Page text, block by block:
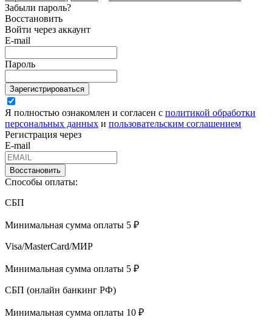
Забыли пароль?
Восстановить
Войти через аккаунт
E-mail
Пароль
Зарегистрироваться
Я полностью ознакомлен и согласен с политикой обработки
персональных данных и пользовательским соглашением
Регистрация через
E-mail
Восстановить
Способы оплаты:
СБП
Минимальная сумма оплаты 5 ₽
Visa/MasterCard/МИР
Минимальная сумма оплаты 5 ₽
СБП (онлайн банкинг РФ)
Минимальная сумма оплаты 10 ₽